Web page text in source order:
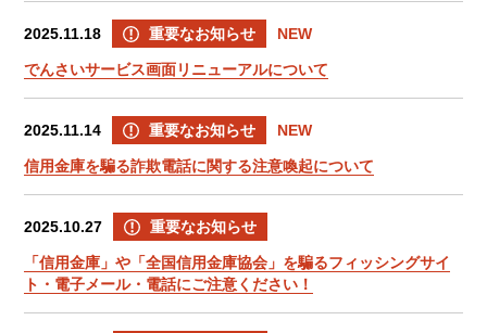
2025.11.18 重要なお知らせ NEW
でんさいサービス画面リニューアルについて
2025.11.14 重要なお知らせ NEW
信用金庫を騙る詐欺電話に関する注意喚起について
2025.10.27 重要なお知らせ
「信用金庫」や「全国信用金庫協会」を騙るフィッシングサイ
ト・電子メール・電話にご注意ください！